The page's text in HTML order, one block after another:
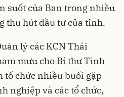
suốt của Ban trong nhiều
thu hút đầu tư của tỉnh.
lý các KCN Thái
mưu cho Bí thư Tỉnh
tổ chức nhiều buổi gặp
nghiệp và các tổ chức,